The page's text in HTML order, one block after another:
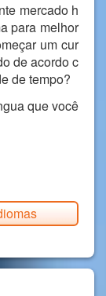
mercado h
para melhor
um cur
de acordo c
de tempo?
que você